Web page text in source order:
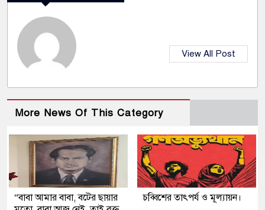
View All Post
More News Of This Category
“বাবা আমার বাবা, বটের ছায়ার
চব্বিশের তাৎপর্য ও মূল্যায়ন।